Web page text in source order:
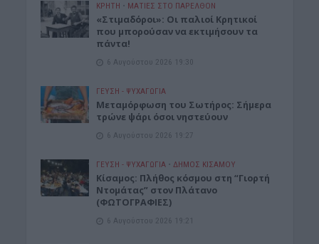
ΚΡΗΤΗ • ΜΑΤΙΕΣ ΣΤΟ ΠΑΡΕΛΘΟΝ
«Στιμαδόροι»: Οι παλιοί Κρητικοί
που μπορούσαν να εκτιμήσουν τα
πάντα!
6 Αυγούστου 2026 19:30
ΓΕΎΣΗ - ΨΥΧΑΓΩΓΊΑ
Μεταμόρφωση του Σωτήρος: Σήμερα
τρώνε ψάρι όσοι νηστεύουν
6 Αυγούστου 2026 19:27
ΓΕΎΣΗ - ΨΥΧΑΓΩΓΊΑ • ΔΉΜΟΣ ΚΙΣΆΜΟΥ
Κίσαμος: Πλήθος κόσμου στη “Γιορτή
Ντομάτας” στον Πλάτανο
(ΦΩΤΟΓΡΑΦΙΕΣ)
6 Αυγούστου 2026 19:21